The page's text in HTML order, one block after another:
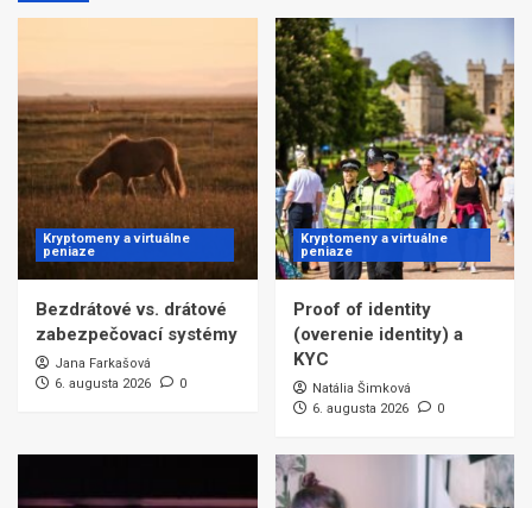
Kryptomeny a virtuálne
peniaze
Bezdrátové vs. drátové
zabezpečovací systémy
Jana Farkašová
6. augusta 2026
0
Kryptomeny a virtuálne
peniaze
Proof of identity
(overenie identity) a
KYC
Natália Šimková
6. augusta 2026
0